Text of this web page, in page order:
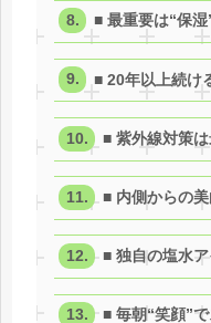
■ 最重要は“保湿
■ 20年以上続け
■ 紫外線対策
■ 内側からの美
■ 独自の塩水
■ 毎朝“笑顔”で